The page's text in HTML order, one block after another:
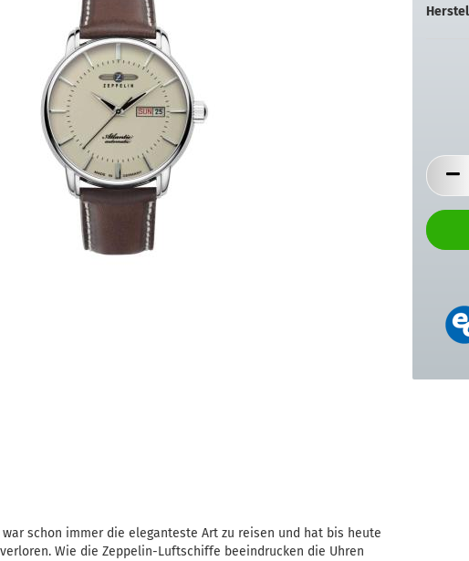
schon immer die eleganteste Art zu reisen und hat bis heute
Wie die Zeppelin-Luftschiffe beeindrucken die Uhren